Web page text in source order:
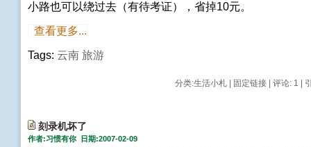
小路也可以绕过去（有待考证），省掉10元。
查看更多...
Tags: 云南 旅游
分类:生活小札 固定链接 评论: 1 |
刻录机坏了
作者:习惯有你 日期:2007-02-09